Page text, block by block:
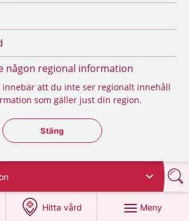
någon regional information
innebär att du inte ser regionalt innehåll
som gäller just din region.
Stäng regionsväljaren
Stäng
Hitta vård
på 1177.se
Meny